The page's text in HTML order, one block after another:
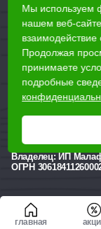
главная
О компании
Доставка и
Для бизнеса
Наши
Ижевск,
Реквизиты
Владелец: ИП
ОГРН
Мы используем
нашем веб-
взаимодействие
Продолжая
принимаете
подробные